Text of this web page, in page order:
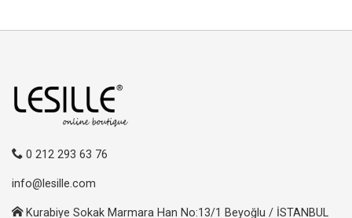
0 212 293 63 76
info@lesille.com
Kurabiye Sokak Marmara Han No:13/1 Beyoğlu / İSTANBUL